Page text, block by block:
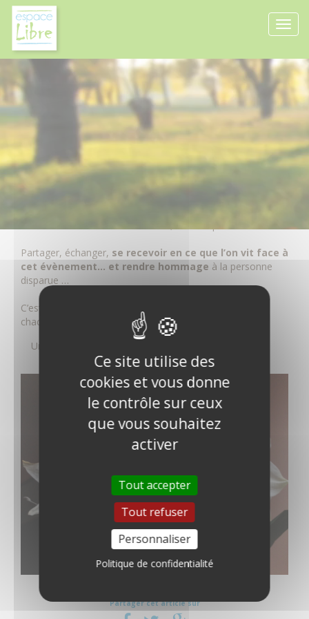
Inattendue… supervision !
Un accompagnement au service de l’unité du groupe …
L’inattendu s’est produit, l’émotion à tout pris… les larmes
coulent … c’est injuste ?!
Offrir un espace temps pour se dire, s’écouter, se recevoir
Partager, échanger, se recevoir en ce que l’on vit face à
cet évènement… et rendre hommage à la personne
disparue …
C’est oser notre simple humanité, c’est prendre soin de
chacun et de nous ensemble … de notre équipe !
Un temps fort que cette après-midi partagée.
Partager cet article sur
Panneau de gestion des cookies
Ce site utilise des
cookies et vous donne
le contrôle sur ceux
que vous souhaitez
activer
Tout accepter
Tout refuser
Personnaliser
Politique de confidentialité